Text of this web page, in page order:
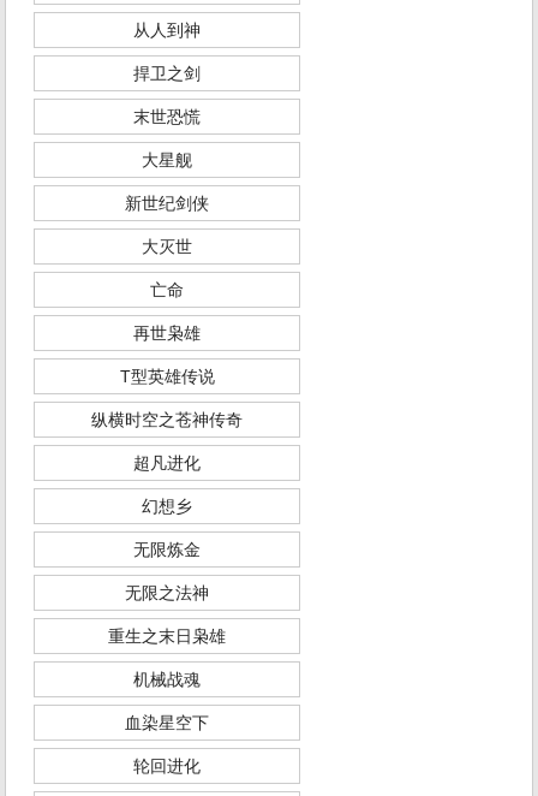
从人到神
捍卫之剑
末世恐慌
大星舰
新世纪剑侠
大灭世
亡命
再世枭雄
T型英雄传说
纵横时空之苍神传奇
超凡进化
幻想乡
无限炼金
无限之法神
重生之末日枭雄
机械战魂
血染星空下
轮回进化